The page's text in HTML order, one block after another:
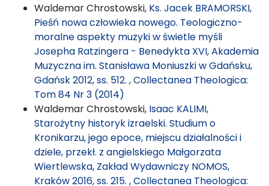
Waldemar Chrostowski, Ks. Jacek BRAMORSKI,
Pieśń nowa człowieka nowego. Teologiczno-
moralne aspekty muzyki w świetle myśli
Josepha Ratzingera - Benedykta XVI, Akademia
Muzyczna im. Stanisława Moniuszki w Gdańsku,
Gdańsk 2012, ss. 512. ,Collectanea Theologica:
Tom 84 Nr 3 (2014)
Waldemar Chrostowski, Isaac KALIMI,
Starożytny historyk izraelski. Studium o
Kronikarzu, jego epoce, miejscu działalności i
dziele, przekł. z angielskiego Małgorzata
Wiertlewska, Zakład Wydawniczy NOMOS,
Kraków 2016, ss. 215. ,Collectanea Theologica: